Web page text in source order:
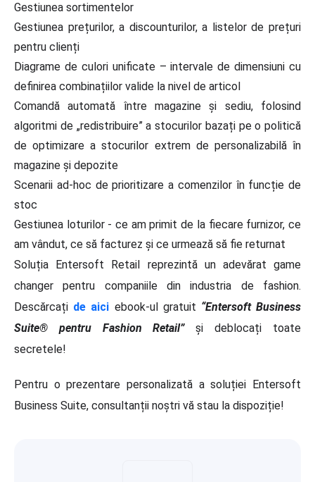
Gestiunea sortimentelor
Gestiunea prețurilor, a discounturilor, a listelor de prețuri
pentru clienți
Diagrame de culori unificate – intervale de dimensiuni cu
definirea combinațiilor valide la nivel de articol
Comandă automată între magazine și sediu, folosind
algoritmi de „redistribuire” a stocurilor bazați pe o politică
de optimizare a stocurilor extrem de personalizabilă în
magazine și depozite
Scenarii ad-hoc de prioritizare a comenzilor în funcție de
stoc
Gestiunea loturilor - ce am primit de la fiecare furnizor, ce
am vândut, ce să facturez și ce urmează să fie returnat
Soluția Entersoft Retail reprezintă un adevărat game
changer pentru companiile din industria de fashion.
Descărcați de aici ebook-ul gratuit “Entersoft Business
Suite® pentru Fashion Retail”și deblocați toate
secretele!
Pentru o prezentare personalizată a soluției Entersoft
Business Suite, consultanții noștri vă stau la dispoziție!